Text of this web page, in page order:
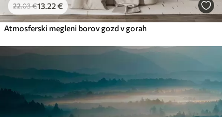
22.03€13 .22 €
Atmosferski megleni borov gozd v gorah